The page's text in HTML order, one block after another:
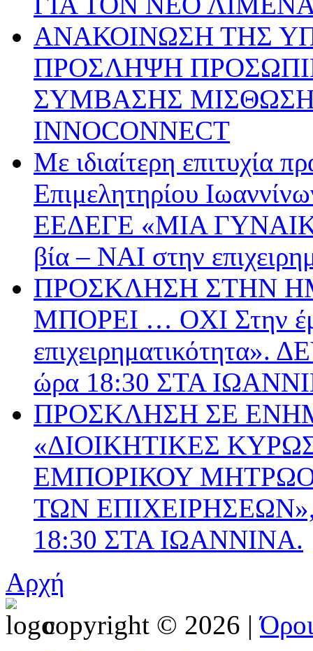
ΑΝΑΚΟΙΝΩΣΗ ΤΗΣ
ΠΡΟΣΛΗΨΗ
ΣΥΜΒΑΣΗΣ
INNOCONNECT
Με ιδιαίτερη επιτυχία
Επιμελητηρίου
ΕΕΔΕΓΕ «ΜΙΑ
βία – ΝΑΙ στην
ΠΡΟΣΚΛΗΣΗ ΣΤΗΝ
ΜΠΟΡΕΙ … ΟΧΙ Στην
ώρα 18:30 ΣΤΑ
ΠΡΟΣΚΛΗΣΗ ΣΕ
«ΔΙΟΙΚΗΤΙΚΕΣ
ΕΜΠΟΡΙΚΟΥ
ΤΩΝ
18:30 ΣΤΑ ΙΩΑΝΝΙΝΑ.
Αρχή
copyright © 2026 |